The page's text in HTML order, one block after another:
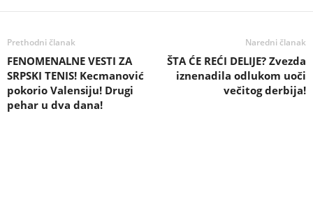
Prethodni članak
FENOMENALNE VESTI ZA
SRPSKI TENIS! Kecmanović
pokorio Valensiju! Drugi
pehar u dva dana!
Naredni članak
ŠTA ĆE REĆI DELIJE? Zvezda
iznenadila odlukom uoči
večitog derbija!